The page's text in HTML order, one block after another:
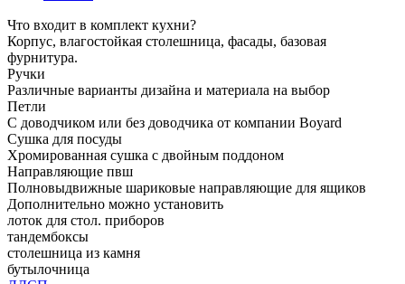
Что входит в комплект кухни?
Корпус, влагостойкая столешница, фасады, базовая
фурнитура.
Ручки
Различные варианты дизайна и материала на выбор
Петли
С доводчиком или без доводчика от компании Boyard
Сушка для посуды
Хромированная сушка с двойным поддоном
Направляющие пвш
Полновыдвижные шариковые направляющие для ящиков
Дополнительно можно установить
лоток для стол. приборов
тандембоксы
столешница из камня
бутылочница